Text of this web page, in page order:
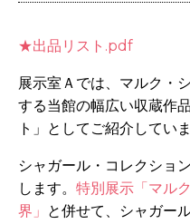
★出品リスト.pdf
展示室Ａでは、マルク・
する当館の幅広い収蔵作
ト」としてご紹介していま
シャガール・コレクショ
します。 特別展示「マル
界」 と併せて、シャガー